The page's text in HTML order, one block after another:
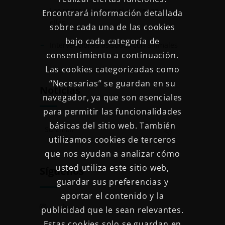
Las redes sociales y el comienzo en
ellas
Intervenciones asistidas con animales
Noticias
Síguenos
Encontrará información detallada
sobre cada una de las cookies
bajo cada categoría de
consentimiento a continuación.
Las cookies categorizadas como
“Necesarias” se guardan en su
navegador, ya que son esenciales
para permitir las funcionalidades
básicas del sitio web. También
utilizamos cookies de terceros
que nos ayudan a analizar cómo
usted utiliza este sitio web,
guardar sus preferencias y
aportar el contenido y la
publicidad que le sean relevantes.